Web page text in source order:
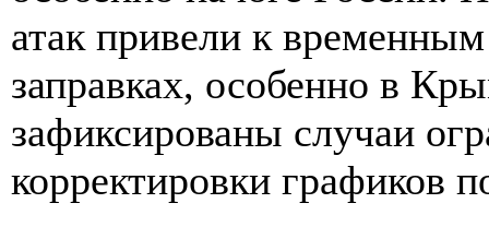
атак привели к
заправках, особенно в
зафиксированы случаи
корректировки графиков